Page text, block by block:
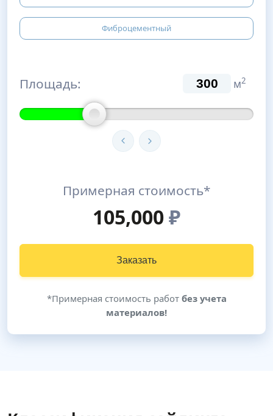
Фиброцементный
Площадь: м2
Примерная стоимость*
105,000₽
Заказать
*Примерная стоимость работ без учета
материалов!